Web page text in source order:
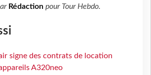
Rédaction pour Tour Hebdo.
signe des contrats de location
A320neo